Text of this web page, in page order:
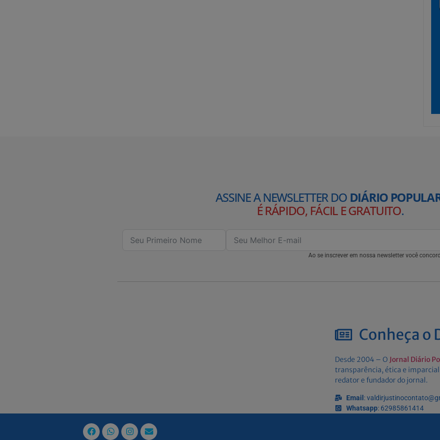
ASSINE A NEWSLETTER DO DIÁRIO
É RÁPIDO, FÁCIL E GRATUITO.
Ao se inscrever em nossa newsletter você
Conheça o
Desde 2004 – O Jornal Diário
transparência, ética e
redator e fundador do jornal.
Email:
Whatsapp: 62985861414